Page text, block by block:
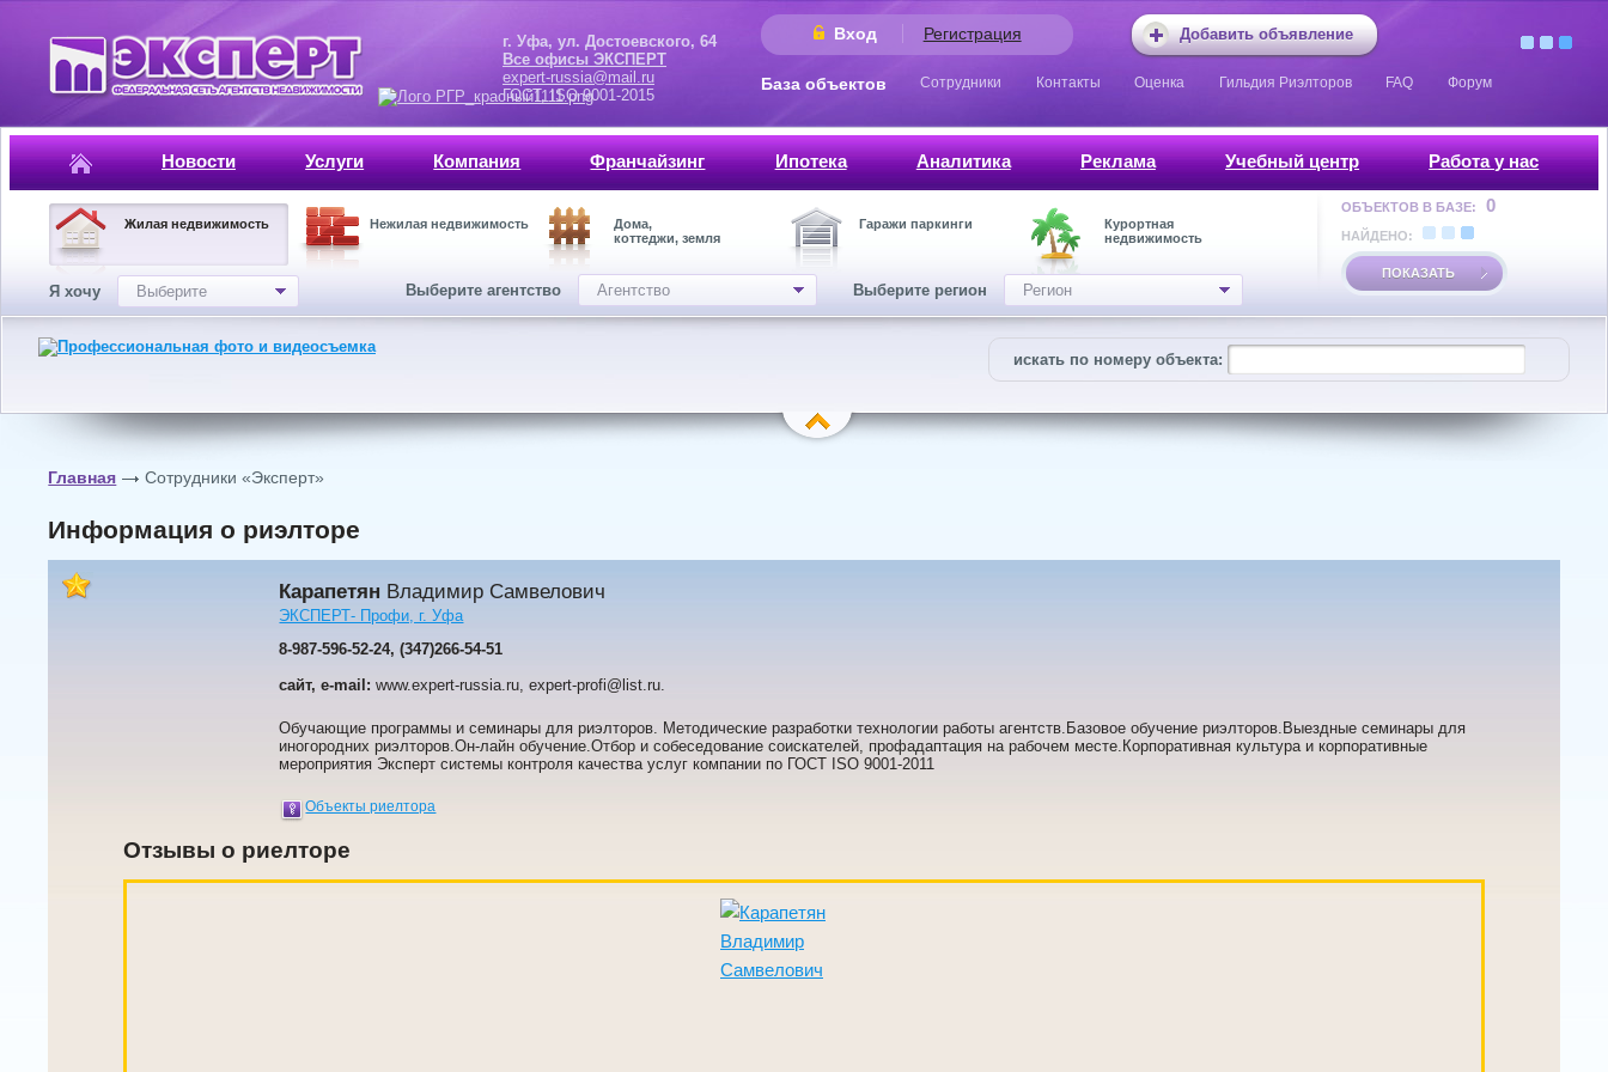
Добавить объявление
Вход Регистрация
г. Уфа, ул. Достоевского, 64
Все офисы ЭКСПЕРТ
expert-russia@mail.ru
ГОСТ, ISO 9001-2015
База объектов Сотрудники Контакты Оценка Гильдия Риэлторов FAQ Форум
Новости Услуги Компания Франчайзинг Ипотека Аналитика Реклама Учебный центр Работа у нас
Жилая недвижимость Нежилая недвижимость
Дома,
коттеджи, земля
Гаражи паркинги
Курортная
недвижимость
Я хочу Выберите Выберите агентство Агентство Выберите регион Регион
ОБЪЕКТОВ В БАЗЕ: 0
НАЙДЕНО:
ПОКАЗАТЬ
искать по номеру объекта:
Главная Сотрудники «Эксперт»
Информация о риэлторе
Карапетян Владимир Самвелович
ЭКСПЕРТ- Профи, г. Уфа
8-987-596-52-24, (347)266-54-51
сайт, e-mail: www.expert-russia.ru, expert-profi@list.ru.
Обучающие программы и семинары для риэлторов. Методические разработки технологии работы агентств.Базовое обучение риэлторов.Выездные семинары для
иногородних риэлторов.Он-лайн обучение.Отбор и собеседование соискателей, профадаптация на рабочем месте.Корпоративная культура и корпоративные
мероприятия Эксперт системы контроля качества услуг компании по ГОСТ ISO 9001-2011
Объекты риелтора
Отзывы о риелторе